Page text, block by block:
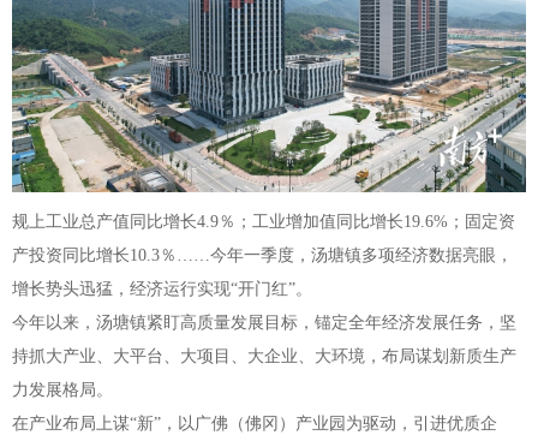
规上工业总产值同比增长4.9％；工业增加值同比增长19.6%；固定资
产投资同比增长10.3％……今年一季度，汤塘镇多项经济数据亮眼，
增长势头迅猛，经济运行实现“开门红”。
今年以来，汤塘镇紧盯高质量发展目标，锚定全年经济发展任务，坚
持抓大产业、大平台、大项目、大企业、大环境，布局谋划新质生产
力发展格局。
在产业布局上谋“新”，以广佛（佛冈）产业园为驱动，引进优质企